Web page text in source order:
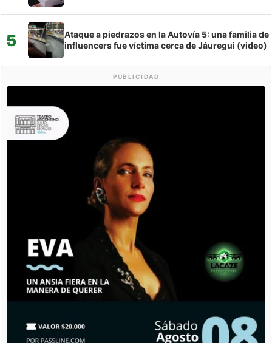
5
Ataque a piedrazos en la Autovía 5: una familia de
influencers fue víctima cerca de Jáuregui (video)
PUBLICIDAD